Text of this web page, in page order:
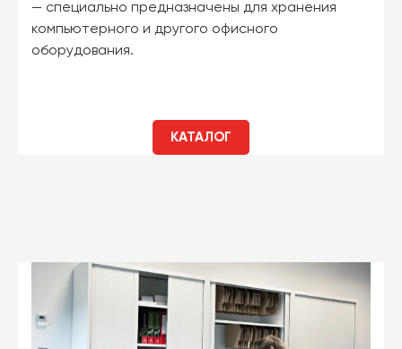
— специально предназначены для хранения
компьютерного и другого офисного
оборудования.
КАТАЛОГ